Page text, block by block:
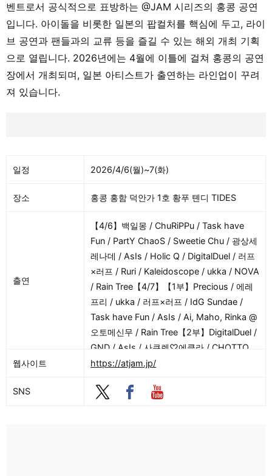
벤트로서 공식적으로 표방하는 @JAM 시리즈의 홍콩 공연
입니다. 아이돌을 비롯한 일본의 팝컬처를 핵심에 두고, 라이
브 공연과 팬들과의 교류 등을 즐길 수 있는 해외 개최 기획
으로 열립니다. 2026년에는 4월에 이틀에 걸쳐 홍콩의 공연
장에서 개최되며, 일본 아티스트가 출연하는 라인업이 꾸려
져 있습니다.
일정 2026/4/6(월)~7(화)
장소 홍콩 홍함 덕안가 1호 황푸 톈디 TIDES
출연
【4/6】백일몽 / ChuRiPPu / Task have
Fun / PartY ChaoS / Sweetie Chu / 광상세
레나데 / AsIs / Holic Q / DigitalDuel / 러프
×러프 / Ruri / Kaleidoscope / ukka / NOVA
/ Rain Tree【4/7】【1부】Precious / 에레
프리 / ukka / 러프×러프 / IdG Sundae /
Task have Fun / AsIs / Ai, Maho, Rinka @
오토메신무 / Rain Tree【2부】DigitalDuel /
GND / AsIs / 사쿠렌♡에클라 / CHOTTO
CRAZY / Task have Fun / IdG Sundae /
웹사이트 https://atjam.jp/
SNS